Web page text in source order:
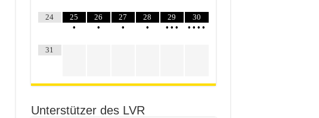
24
25
•
26
•
27
•
28
•
29
• • •
30
• • • •
31
Unterstützer des LVR